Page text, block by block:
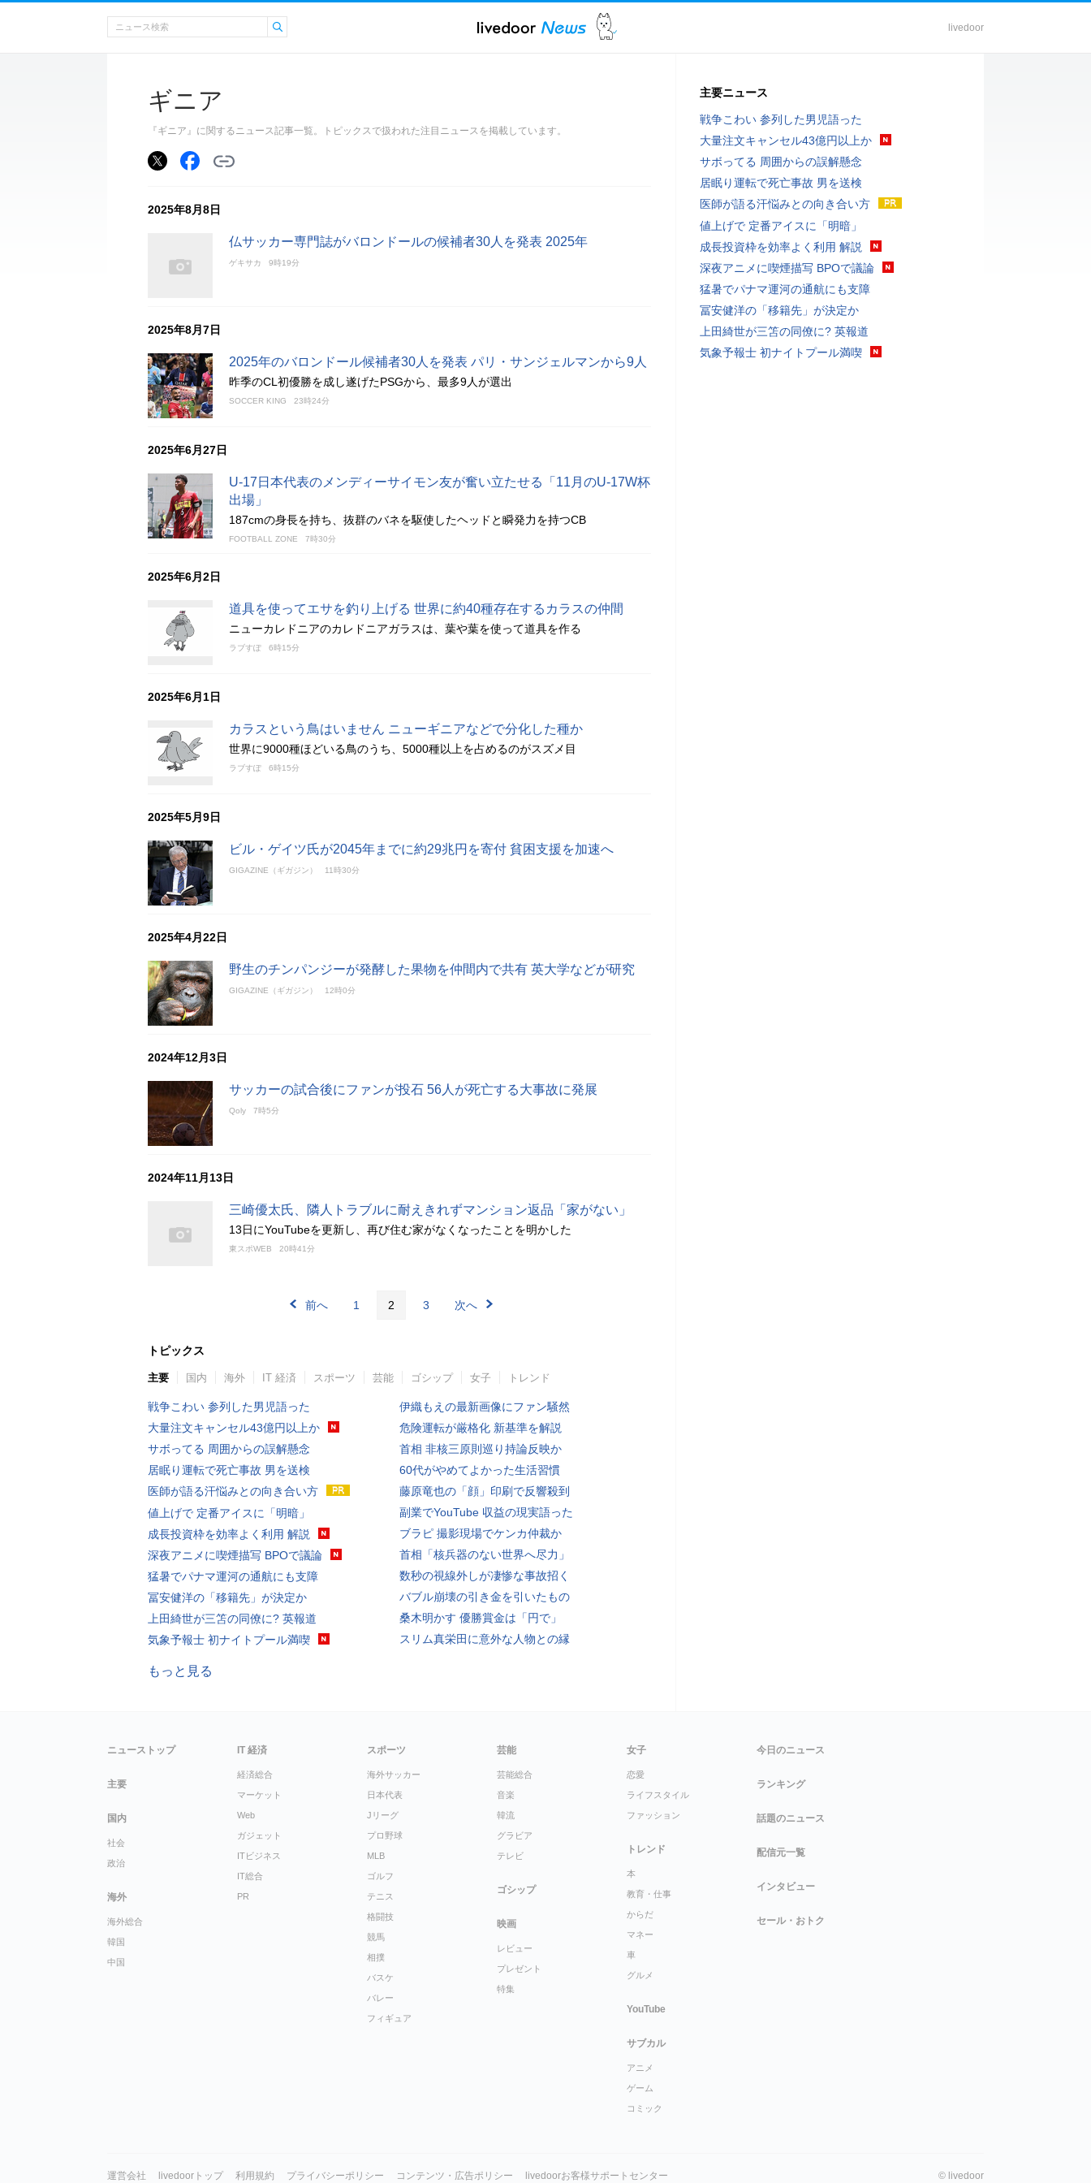
livedoor
ギニア
『ギニア』に関するニュース記事一覧。トピックスで扱われた注目ニュースを掲載しています。
2025年8月8日
仏サッカー専門誌がバロンドールの候補者30人を発表 2025年
ゲキサカ 9時19分
2025年8月7日
2025年のバロンドール候補者30人を発表 パリ・サンジェルマンから9人
昨季のCL初優勝を成し遂げたPSGから、最多9人が選出
SOCCER KING 23時24分
2025年6月27日
U-17日本代表のメンディーサイモン友が奮い立たせる「11月のU-17W杯
出場」
187cmの身長を持ち、抜群のバネを駆使したヘッドと瞬発力を持つCB
FOOTBALL ZONE 7時30分
2025年6月2日
道具を使ってエサを釣り上げる 世界に約40種存在するカラスの仲間
ニューカレドニアのカレドニアガラスは、葉や葉を使って道具を作る
ラブすぽ 6時15分
2025年6月1日
カラスという鳥はいません ニューギニアなどで分化した種か
世界に9000種ほどいる鳥のうち、5000種以上を占めるのがスズメ目
ラブすぽ 6時15分
2025年5月9日
ビル・ゲイツ氏が2045年までに約29兆円を寄付 貧困支援を加速へ
GIGAZINE（ギガジン） 11時30分
2025年4月22日
野生のチンパンジーが発酵した果物を仲間内で共有 英大学などが研究
GIGAZINE（ギガジン） 12時0分
2024年12月3日
サッカーの試合後にファンが投石 56人が死亡する大事故に発展
Qoly 7時5分
2024年11月13日
三崎優太氏、隣人トラブルに耐えきれずマンション返品「家がない」
13日にYouTubeを更新し、再び住む家がなくなったことを明かした
東スポWEB 20時41分
前へ 1 2 3 次へ
トピックス
主要 国内 海外 IT 経済 スポーツ 芸能 ゴシップ 女子 トレンド
戦争こわい 参列した男児語った
大量注文キャンセル43億円以上か
サボってる 周囲からの誤解懸念
居眠り運転で死亡事故 男を送検
医師が語る汗悩みとの向き合い方
値上げで 定番アイスに「明暗」
成長投資枠を効率よく利用 解説
深夜アニメに喫煙描写 BPOで議論
猛暑でパナマ運河の通航にも支障
冨安健洋の「移籍先」が決定か
上田綺世が三笘の同僚に? 英報道
気象予報士 初ナイトプール満喫
伊織もえの最新画像にファン騒然
危険運転が厳格化 新基準を解説
首相 非核三原則巡り持論反映か
60代がやめてよかった生活習慣
藤原竜也の「顔」印刷で反響殺到
副業でYouTube 収益の現実語った
ブラピ 撮影現場でケンカ仲裁か
首相「核兵器のない世界へ尽力」
数秒の視線外しが凄惨な事故招く
バブル崩壊の引き金を引いたもの
桑木明かす 優勝賞金は「円で」
スリム真栄田に意外な人物との縁
もっと見る
主要ニュース
戦争こわい 参列した男児語った
大量注文キャンセル43億円以上か
サボってる 周囲からの誤解懸念
居眠り運転で死亡事故 男を送検
医師が語る汗悩みとの向き合い方
値上げで 定番アイスに「明暗」
成長投資枠を効率よく利用 解説
深夜アニメに喫煙描写 BPOで議論
猛暑でパナマ運河の通航にも支障
冨安健洋の「移籍先」が決定か
上田綺世が三笘の同僚に? 英報道
気象予報士 初ナイトプール満喫
ニューストップ
主要
国内
社会
政治
海外
海外総合
韓国
中国
IT 経済
経済総合
マーケット
Web
ガジェット
ITビジネス
IT総合
PR
スポーツ
海外サッカー
日本代表
Jリーグ
プロ野球
MLB
ゴルフ
テニス
格闘技
競馬
相撲
バスケ
バレー
フィギュア
芸能
芸能総合
音楽
韓流
グラビア
テレビ
ゴシップ
映画
レビュー
プレゼント
特集
女子
恋愛
ライフスタイル
ファッション
トレンド
本
教育・仕事
からだ
マネー
車
グルメ
YouTube
サブカル
アニメ
ゲーム
コミック
今日のニュース
ランキング
話題のニュース
配信元一覧
インタビュー
セール・おトク
運営会社 livedoorトップ 利用規約 プライバシーポリシー コンテンツ・広告ポリシー livedoorお客様サポートセンター © livedoor